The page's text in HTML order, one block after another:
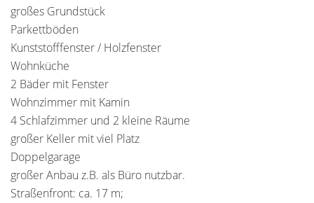
großes Grundstück
Parkettböden
Kunststofffenster / Holzfenster
Wohnküche
2 Bäder mit Fenster
Wohnzimmer mit Kamin
4 Schlafzimmer und 2 kleine Räume
großer Keller mit viel Platz
Doppelgarage
großer Anbau z.B. als Büro nutzbar.
Straßenfront: ca. 17 m;